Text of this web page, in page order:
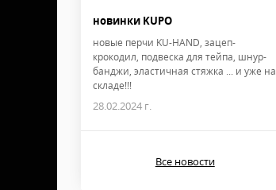
новинки KUPO
новые перчи KU-HAND, зацеп-
крокодил, подвеска для тейпа, шнур-
банджи, эластичная стяжка ... и уже на
складе!!!
28.02.2024 г.
Все новости